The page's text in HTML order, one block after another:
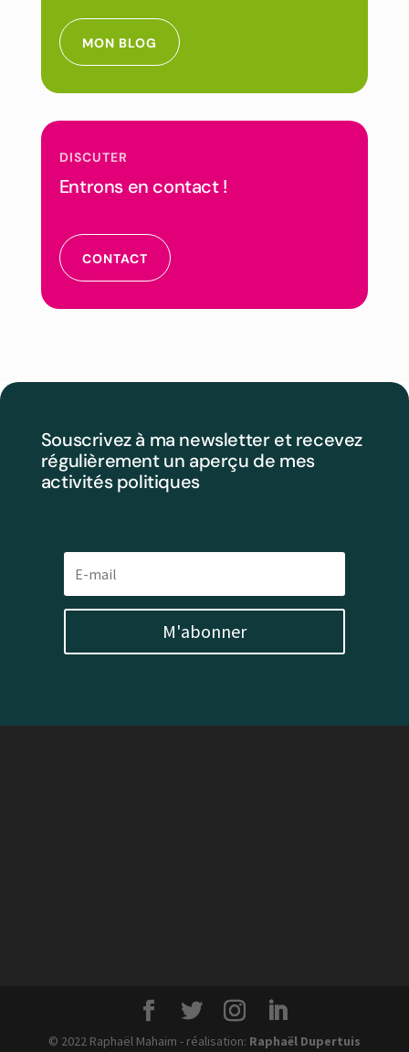
MON BLOG
DISCUTER
Entrons en contact !
CONTACT
Souscrivez à ma newsletter et recevez
régulièrement un aperçu de mes
activités politiques
M'abonner
© 2022 Raphaël Mahaim - réalisation: Raphaël Dupertuis